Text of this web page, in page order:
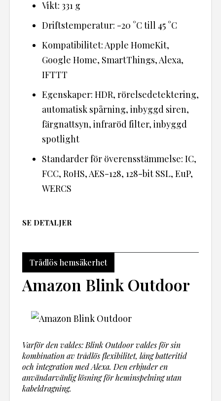
Vikt: 331 g
Driftstemperatur: -20 °C till 45 °C
Kompatibilitet: Apple HomeKit,
Google Home, SmartThings, Alexa,
IFTTT
Egenskaper: HDR, rörelsedetektering,
automatisk spårning, inbyggd siren,
färgnattsyn, infraröd filter, inbyggd
spotlight
Standarder för överensstämmelse: IC,
FCC, RoHS, AES-128, 128-bit SSL, EuP,
WERCS
SE DETALJER
Trådlös hemsäkerhet
Amazon Blink Outdoor
Varför den valdes: Blink Outdoor valdes för sin
kombination av trådlös flexibilitet, lång batteritid
och integration med Alexa. Den erbjuder en
användarvänlig lösning för heminspelning utan
kabeldragning.